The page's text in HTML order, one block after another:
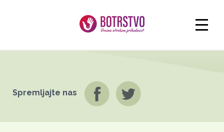
Spremljajte nas